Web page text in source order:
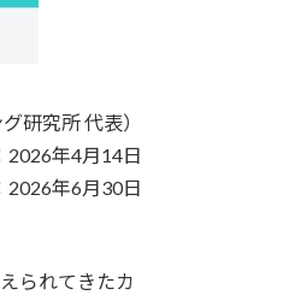
研究所 代表）
2026年4月14日
2026年6月30日
られてきたカ